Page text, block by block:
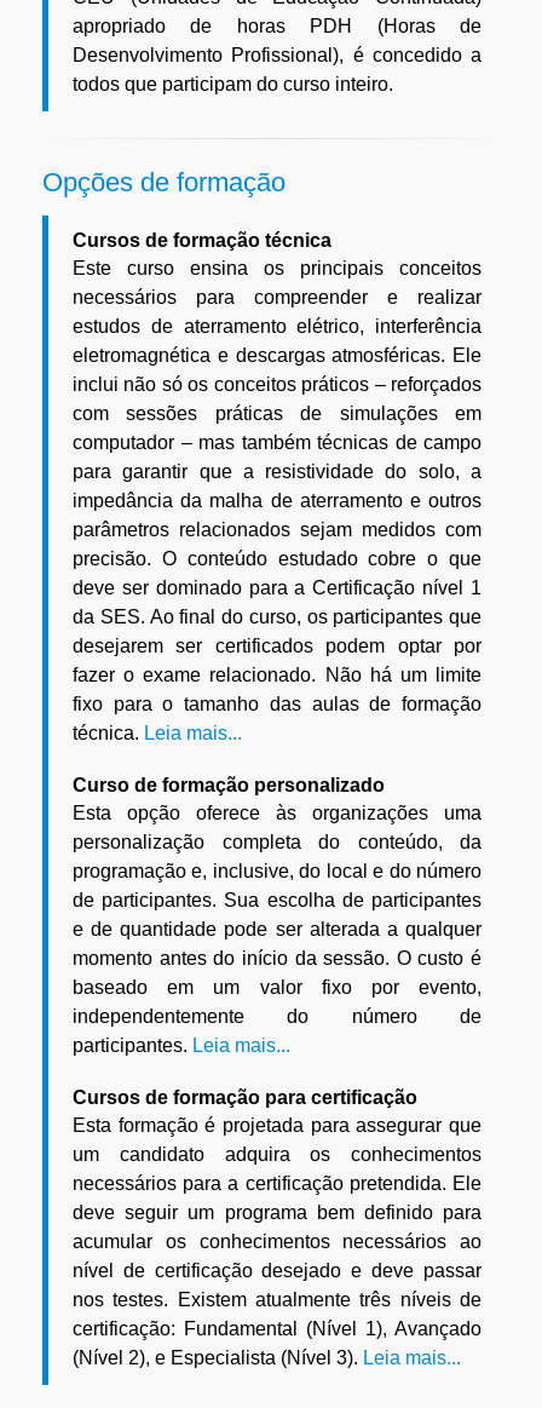
apropriado de horas PDH (Horas de
Desenvolvimento Profissional), é concedido a
todos que participam do curso inteiro.
Opções de formação
Cursos de formação técnica
Este curso ensina os principais conceitos
necessários para compreender e realizar
estudos de aterramento elétrico, interferência
eletromagnética e descargas atmosféricas. Ele
inclui não só os conceitos práticos – reforçados
com sessões práticas de simulações em
computador – mas também técnicas de campo
para garantir que a resistividade do solo, a
impedância da malha de aterramento e outros
parâmetros relacionados sejam medidos com
precisão. O conteúdo estudado cobre o que
deve ser dominado para a Certificação nível 1
da SES. Ao final do curso, os participantes que
desejarem ser certificados podem optar por
fazer o exame relacionado. Não há um limite
fixo para o tamanho das aulas de formação
técnica. Leia mais...
Curso de formação personalizado
Esta opção oferece às organizações uma
personalização completa do conteúdo, da
programação e, inclusive, do local e do número
de participantes. Sua escolha de participantes
e de quantidade pode ser alterada a qualquer
momento antes do início da sessão. O custo é
baseado em um valor fixo por evento,
independentemente do número de
participantes. Leia mais...
Cursos de formação para certificação
Esta formação é projetada para assegurar que
um candidato adquira os conhecimentos
necessários para a certificação pretendida. Ele
deve seguir um programa bem definido para
acumular os conhecimentos necessários ao
nível de certificação desejado e deve passar
nos testes. Existem atualmente três níveis de
certificação: Fundamental (Nível 1), Avançado
(Nível 2), e Especialista (Nível 3). Leia mais...